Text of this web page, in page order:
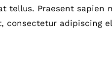
tellus. Praesent sapien
consectetur adipiscing